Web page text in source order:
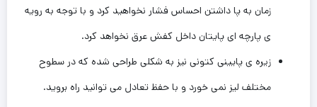
زمان به پا داشتن احساس فشار نخواهید کرد و با توجه به رویه
ی پارچه ای پایتان داخل کفش عرق نخواهد کرد.
زیره ی پایینی کتونی نیز به شکلی طراحی شده که در سطوح
مختلف لیز نمی خورد و با حفظ تعادل می توانید راه بروید.